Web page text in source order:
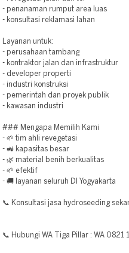
- penanaman rumput area luas
- konsultasi reklamasi lahan
Layanan untuk:
- perusahaan tambang
- kontraktor jalan dan infrastruktur
- developer properti
- industri konstruksi
- pemerintah dan proyek publik
- kawasan industri
### Mengapa Memilih Kami
- 🌱 tim ahli revegetasi
- 🚜 kapasitas besar
- 🌿 material benih berkualitas
- 🌱 efektif
- 🚚 layanan seluruh DI Yogyakarta
📞 Konsultasi jasa hydroseeding
📞 Hubungi WA Tiga Pillar : WA